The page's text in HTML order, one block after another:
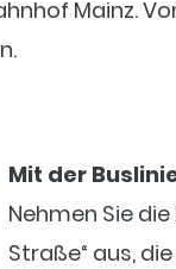
Mainz.
Mit der
Nehmen Sie
Straße“ aus,